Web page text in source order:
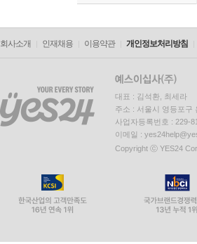
회사소개 인재채용 이용약관 개인정보처리방침
대표 : 김석환, 최세라
주소 : 서울시 영등포구
사업자등록번호 : 229-
이메일 :
Copyright ⓒ YES24